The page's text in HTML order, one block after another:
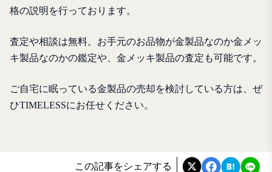
格の説明を行っております。
査定や相談は無料。お手元のお品物が金製品なのか金メッ
キ製品なのかの鑑定や、金メッキ製品の査定も可能です。
ご自宅に眠っている金製品の売却を検討している方は、ぜ
ひTIMELESSにお任せください。
この記事をシェアする